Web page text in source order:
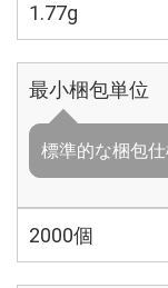
1.77g
最小梱包単位
標準的な梱包
2000個